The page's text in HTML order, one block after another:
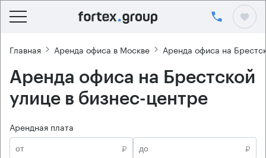
Главная Аренда офиса в Москве Аренда офиса на
Аренда офиса на Брестской
улице в бизнес-центре
Арендная плата
₽
₽